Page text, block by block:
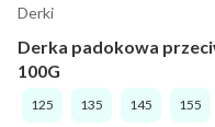
Derki
Derka padokowa
100G
125 135 145 155